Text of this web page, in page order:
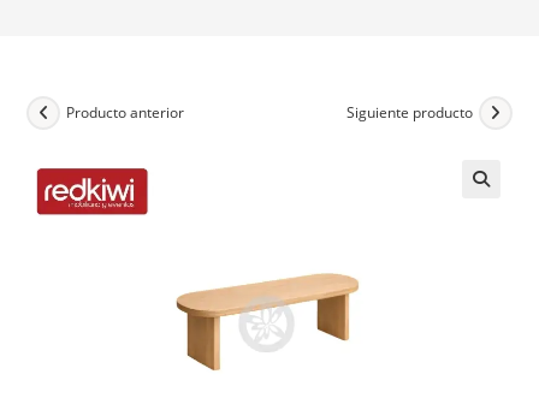
Contacto
Producto anterior Siguiente producto